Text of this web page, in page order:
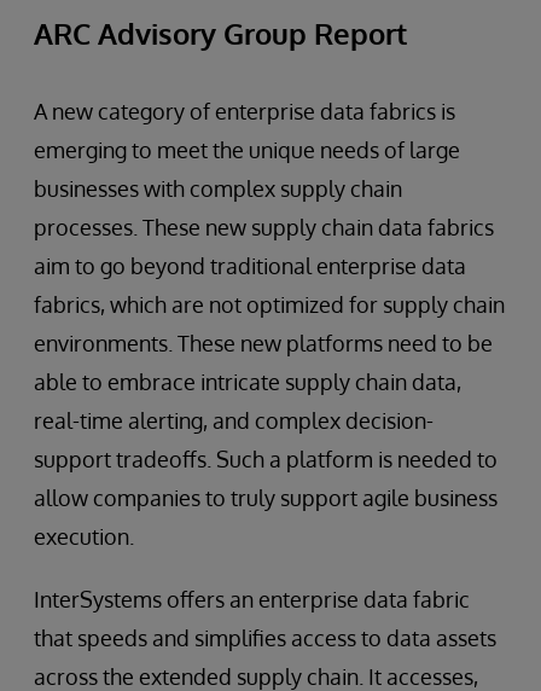
ARC Advisory Group Report
A new category of enterprise data fabrics is
emerging to meet the unique needs of large
businesses with complex supply chain
processes. These new supply chain data fabrics
aim to go beyond traditional enterprise data
fabrics, which are not optimized for supply chain
environments. These new platforms need to be
able to embrace intricate supply chain data,
real-time alerting, and complex decision-
support tradeoffs. Such a platform is needed to
allow companies to truly support agile business
execution.
InterSystems offers an enterprise data fabric
that speeds and simplifies access to data assets
across the extended supply chain. It accesses,